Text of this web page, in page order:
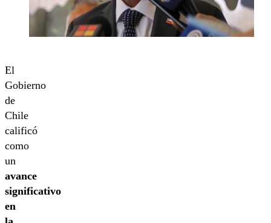
El
Gobierno
de
Chile
calificó
como
un
avance
significativo
en